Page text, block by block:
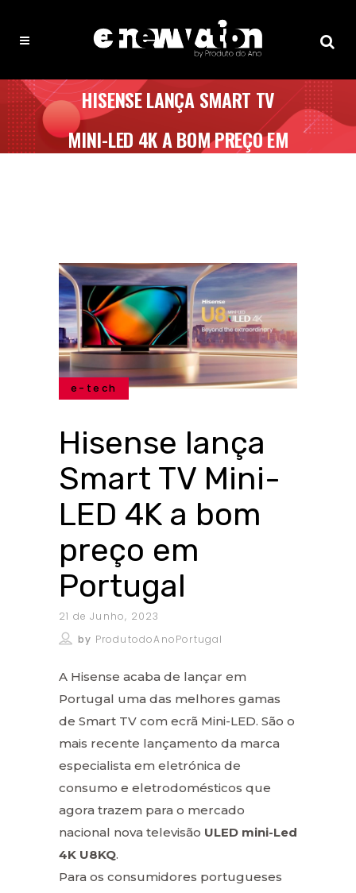
HISENSE LANÇA SMART TV
MINI-LED 4K A BOM PREÇO EM
e-tech
Hisense lança
Smart TV Mini-
LED 4K a bom
preço em
Portugal
21 de Junho, 2023
by ProdutodoAnoPortugal
A Hisense acaba de lançar em
Portugal uma das melhores gamas
de Smart TV com ecrã Mini-LED. São o
mais recente lançamento da marca
especialista em eletrónica de
consumo e eletrodomésticos que
agora trazem para o mercado
nacional nova televisão ULED mini-Led
4K U8KQ.
Para os consumidores portugueses